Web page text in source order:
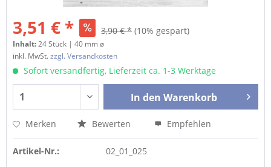
3,51 € * 3,90 € * (10% gespart)
Inhalt:24 Stück | 40 mm ø
inkl. MwSt.zzgl. Versandkosten
Sofort versandfertig, Lieferzeit ca. 1-3 Werktage
In den Warenkorb
Merken Bewerten Empfehlen
Artikel-Nr.: 02_01_025